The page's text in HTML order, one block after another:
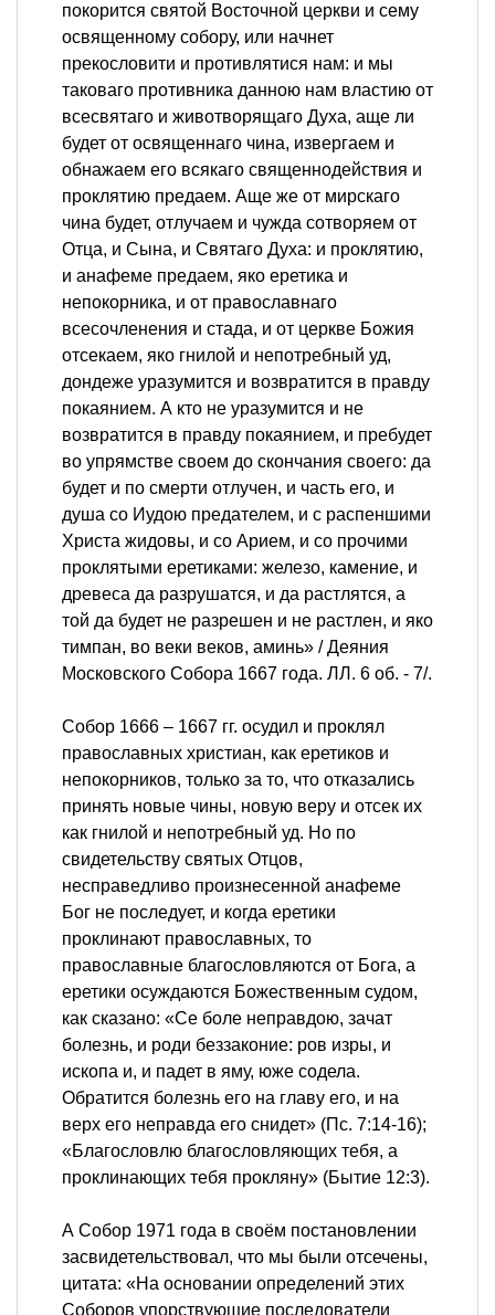
покорится святой Восточной церкви и сему
освященному собору, или начнет
прекословити и противлятися нам: и мы
таковаго противника данною нам властию от
всесвятаго и животворящаго Духа, аще ли
будет от освященнаго чина, извергаем и
обнажаем его всякаго священнодействия и
проклятию предаем. Аще же от мирскаго
чина будет, отлучаем и чужда сотворяем от
Отца, и Сына, и Святаго Духа: и проклятию,
и анафеме предаем, яко еретика и
непокорника, и от православнаго
всесочленения и стада, и от церкве Божия
отсекаем, яко гнилой и непотребный уд,
дондеже уразумится и возвратится в правду
покаянием. А кто не уразумится и не
возвратится в правду покаянием, и пребудет
во упрямстве своем до скончания своего: да
будет и по смерти отлучен, и часть его, и
душа со Иудою предателем, и с распеншими
Христа жидовы, и со Арием, и со прочими
проклятыми еретиками: железо, камение, и
древеса да разрушатся, и да растлятся, а
той да будет не разрешен и не растлен, и яко
тимпан, во веки веков, аминь» / Деяния
Московского Собора 1667 года. ЛЛ. 6 об. - 7/.
Собор 1666 – 1667 гг. осудил и проклял
православных христиан, как еретиков и
непокорников, только за то, что отказались
принять новые чины, новую веру и отсек их
как гнилой и непотребный уд. Но по
свидетельству святых Отцов,
несправедливо произнесенной анафеме
Бог не последует, и когда еретики
проклинают православных, то
православные благословляются от Бога, а
еретики осуждаются Божественным судом,
как сказано: «Се боле неправдою, зачат
болезнь, и роди беззаконие: ров изры, и
ископа и, и падет в яму, юже содела.
Обратится болезнь его на главу его, и на
верх его неправда его снидет» (Пс. 7:14-16);
«Благословлю благословляющих тебя, а
проклинающих тебя прокляну» (Бытие 12:3).
А Собор 1971 года в своём постановлении
засвидетельствовал, что мы были отсечены,
цитата: «На основании определений этих
Соборов упорствующие последователи